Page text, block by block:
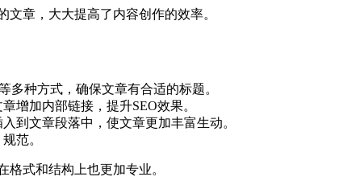
章，大大提高了内容创作的效率。
多种方式，确保文章有合适的标题。
增加内部链接，提升SEO效果。
到文章段落中，使文章更加丰富生动。
范。
式和结构上也更加专业。